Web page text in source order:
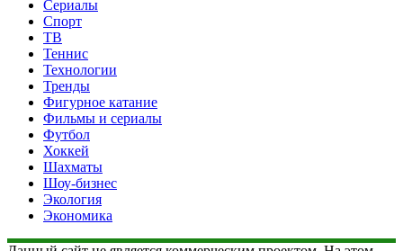
Сериалы
Спорт
ТВ
Теннис
Технологии
Тренды
Фигурное катание
Фильмы и сериалы
Футбол
Хоккей
Шахматы
Шоу-бизнес
Экология
Экономика